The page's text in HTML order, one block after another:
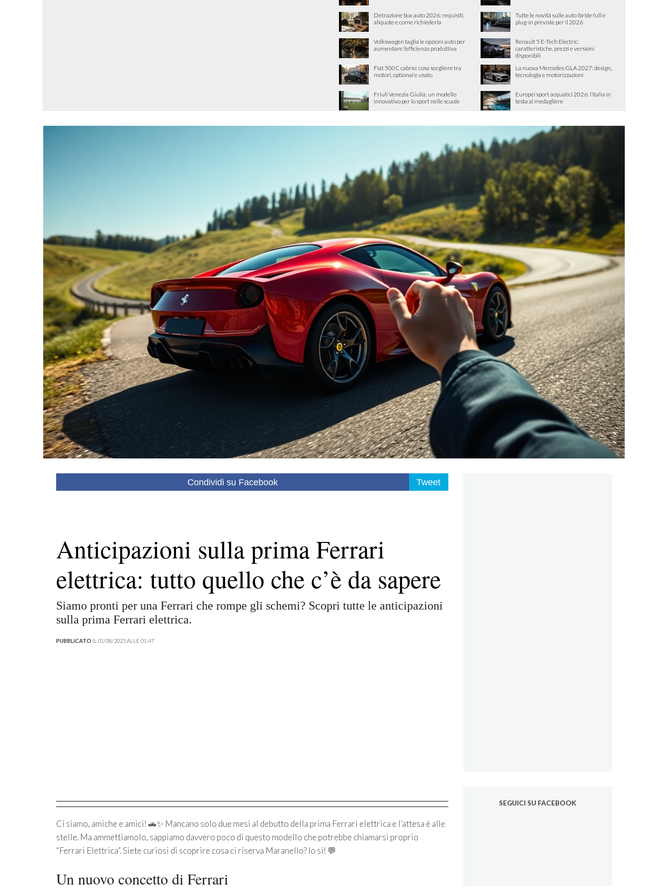
Detrazione box auto 2026: requisiti,
aliquote e come richiederla
Tutte le novità sulle auto ibride full e
plug-in previste per il 2026
Volkswagen taglia le opzioni auto per
aumentare l’efficienza produttiva
Renault 5 E-Tech Electric:
caratteristiche, prezzi e versioni
disponibili
Fiat 500C cabrio: cosa scegliere tra
motori, optional e usato
La nuova Mercedes GLA 2027: design,
tecnologia e motorizzazioni
Friuli Venezia Giulia: un modello
innovativo per lo sport nelle scuole
Europei sport acquatici 2026: l’Italia in
testa al medagliere
Condividi su Facebook Tweet
Anticipazioni sulla prima Ferrari
elettrica: tutto quello che c’è da sapere
Siamo pronti per una Ferrari che rompe gli schemi? Scopri tutte le anticipazioni
sulla prima Ferrari elettrica.
PUBBLICATO IL 01/08/2025 ALLE 01:47
Ci siamo, amiche e amici! 🚗✨ Mancano solo due mesi al debutto della prima Ferrari elettrica e l’attesa è alle
stelle. Ma ammettiamolo, sappiamo davvero poco di questo modello che potrebbe chiamarsi proprio
“Ferrari Elettrica”. Siete curiosi di scoprire cosa ci riserva Maranello? Io sì! 💬
Un nuovo concetto di Ferrari
SEGUICI SU FACEBOOK